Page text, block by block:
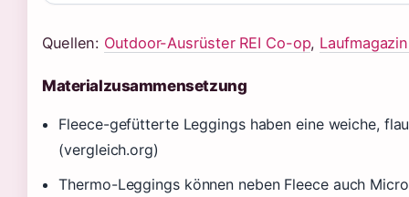
Quellen: Outdoor-Ausrüster REI Co-op,
Materialzusammensetzung
Fleece-gefütterte Leggings haben eine weiche,
(vergleich.org)
Thermo-Leggings können neben Fleece auch